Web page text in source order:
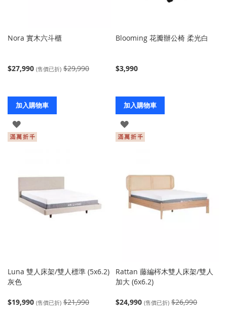
Nora 實木六斗櫃
$27,990 (售價已折) $29,990
加入購物車
登
入
Blooming 花瓣辦公椅 柔光白
$3,990
加入購物車
登
入
Luna 雙人床架/雙人標準 (5x6.2)
灰色
$19,990 (售價已折) $21,990
Rattan 藤編梣木雙人床架/雙人
加大 (6x6.2)
$24,990 (售價已折) $26,990